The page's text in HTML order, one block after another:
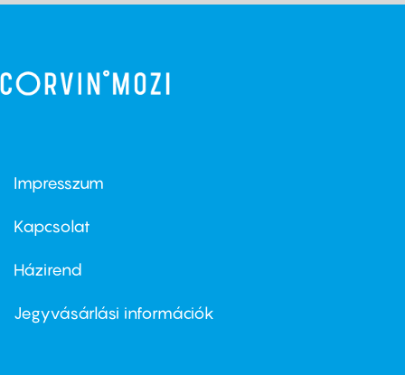
Footer
first
Impresszum
Kapcsolat
Footer
second
Házirend
Jegyvásárlási információk